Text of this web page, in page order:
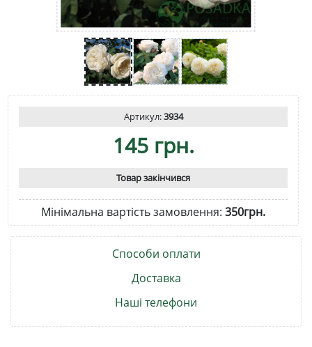
Артикул:3934
145 грн.
Товар закінчився
Мінімальна вартість замовлення: 350грн.
Способи оплати
Доставка
Наші телефони